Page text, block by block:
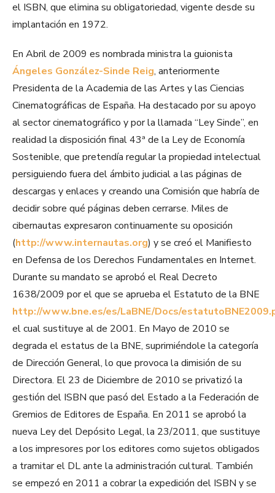
el ISBN, que elimina su obligatoriedad, vigente desde su
implantación en 1972.
En Abril de 2009 es nombrada ministra la guionista
Ángeles González-Sinde Reig, anteriormente
Presidenta de la Academia de las Artes y las Ciencias
Cinematográficas de España. Ha destacado por su apoyo
al sector cinematográfico y por la llamada “Ley Sinde”, en
realidad la disposición final 43ª de la Ley de Economía
Sostenible, que pretendía regular la propiedad intelectual
persiguiendo fuera del ámbito judicial a las páginas de
descargas y enlaces y creando una Comisión que habría de
decidir sobre qué páginas deben cerrarse. Miles de
cibernautas expresaron continuamente su oposición
(http://www.internautas.org) y se creó el Manifiesto
en Defensa de los Derechos Fundamentales en Internet.
Durante su mandato se aprobó el Real Decreto
1638/2009 por el que se aprueba el Estatuto de la BNE
http://www.bne.es/es/LaBNE/Docs/
el cual sustituye al de 2001. En Mayo de 2010 se
degrada el estatus de la BNE, suprimiéndole la categoría
de Dirección General, lo que provoca la dimisión de su
Directora. El 23 de Diciembre de 2010 se privatizó la
gestión del ISBN que pasó del Estado a la Federación de
Gremios de Editores de España. En 2011 se aprobó la
nueva Ley del Depósito Legal, la 23/2011, que sustituye
a los impresores por los editores como sujetos obligados
a tramitar el DL ante la administración cultural. También
se empezó en 2011 a cobrar la expedición del ISBN y se